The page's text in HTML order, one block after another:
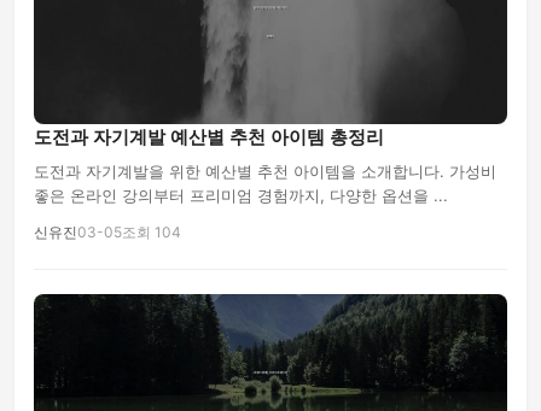
도전과 자기계발 예산별 추천 아이템 총정리
도전과 자기계발을 위한 예산별 추천 아이템을 소개합니다. 가성비
좋은 온라인 강의부터 프리미엄 경험까지, 다양한 옵션을 ...
신유진03-05조회 104